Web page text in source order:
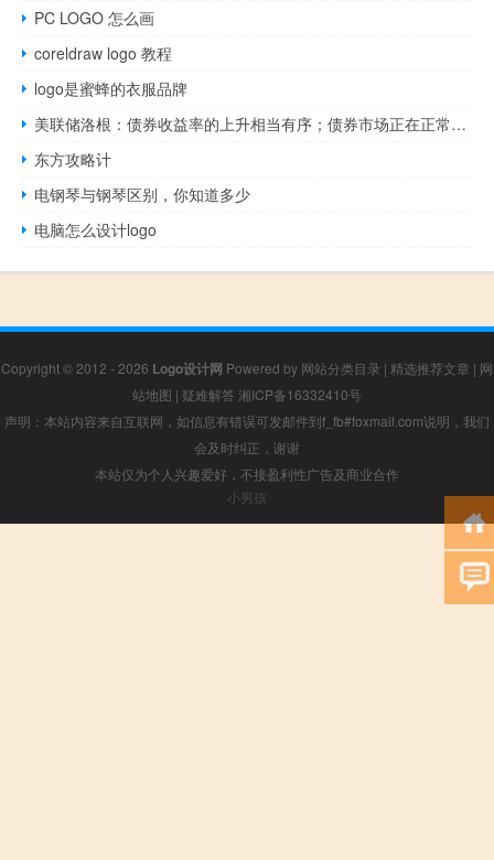
PC LOGO 怎么画
coreldraw logo 教程
logo是蜜蜂的衣服品牌
美联储洛根：债券收益率的上升相当有序；债券市场正在正常运作但仍在警惕可能出现的问题
东方攻略计
电钢琴与钢琴区别，你知道多少
电脑怎么设计logo
Copyright © 2012 - 2026 Logo设计网 Powered by 网站分类目录 | 精选推荐文章 | 网
站地图 | 疑难解答 湘ICP备16332410号
声明：本站内容来自互联网，如信息有错误可发邮件到f_fb#foxmail.com说明，我们
会及时纠正，谢谢
本站仅为个人兴趣爱好，不接盈利性广告及商业合作
小男孩